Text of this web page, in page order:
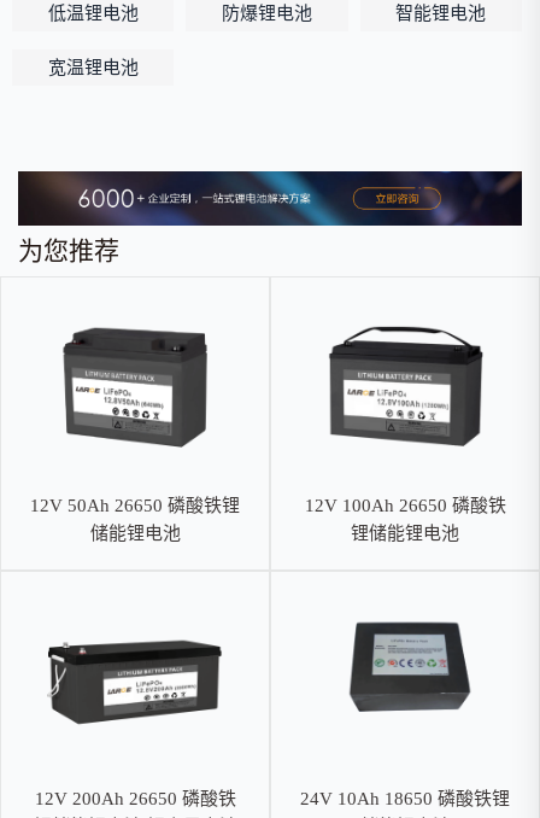
低温锂电池 防爆锂电池 智能锂电池
宽温锂电池
为您推荐
12V 50Ah 26650 磷酸铁锂
储能锂电池
12V 100Ah 26650 磷酸铁
锂储能锂电池
12V 200Ah 26650 磷酸铁
24V 10Ah 18650 磷酸铁锂